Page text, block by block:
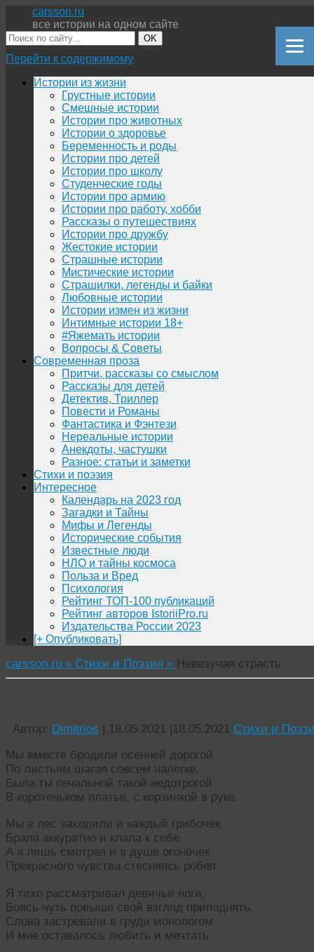
carsson.ru
все истории на одном сайте
OK
Перейти к содержимому
Истории из жизни
Грустные истории
Смешные истории
Истории про животных
Истории о здоровье
Беременность и роды
Истории про детей
Истории про школу
Студенческие годы
Истории про армию
Истории про работу, хобби
Рассказы о путешествиях
Истории про дружбу
Жестокие истории
Страшные истории
Мистические истории
Страшилки, легенды и байки
Любовные истории
Истории измен из жизни
Интимные истории 18+
#Яжемать истории
Вопросы & Советы
Современная проза
Притчи, рассказы со смыслом
Рассказы для детей
Детектив, Триллер
Повести и Романы
Фантастика и Фэнтези
Нереальные истории
Анекдоты, частушки
Разное: статьи и заметки
Стихи и поэзия
Интересное
Календарь на 2023 год
Загадки и Тайны
Мифы и Легенды
Исторические события
Известные люди
НЛО и тайны космоса
Польза и Вред
Психология
Рейтинг ТОП-100 публикаций
Рейтинг авторов IstoriiPro.ru
Издательства России 2023
[+ Опубликовать]
carsson.ru » Стихи и Поэзия » Невезучая страсть
Автор: Dimitrios | 18.05.2021 |18.05.2021 Стихи и
Мы вместе бродили осенней дорогой
По листьям шагая совсем налегке.
Была ты печальной такой недотрогой
В коротеньком платье, с корзинкой в руке.
Мы в лес заходили и каждый грибочек
Брала аккуратно и клала к себе.
А я лишь смотрел и в душе огонёчек
Прекрасного чувства стесняясь робел.
Я тихо рассматривал девичьи ноги,
Боясь чуть повыше свой взгляд приподнять.
Слова застревали в груди монологом
И мне оставалось любить и мечтать